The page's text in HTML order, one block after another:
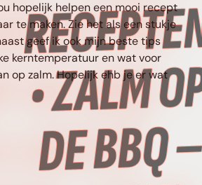
•
DE BBQ –
5 BESTE
hopelijk helpen een mooi recept
te maken. Zie het als een stukje
geef ik ook mijn beste tips
kerntemperatuur en wat voor
op zalm. Hopelijk ehb je er wat